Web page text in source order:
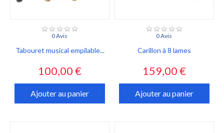
0 Avis
Tabouret musical empilable...
Prix
100,00 €
Ajouter au panier
0 Avis
Carillon à 8 lames
Prix
159,00 €
Ajouter au panier